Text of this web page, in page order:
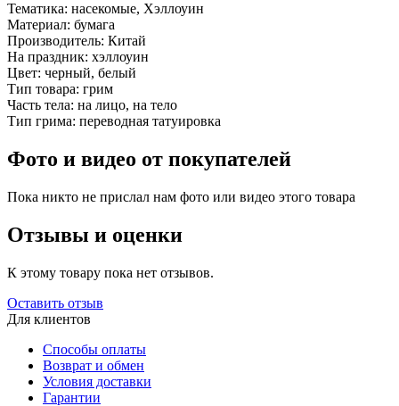
Тематика: насекомые, Хэллоуин
Материал: бумага
Производитель: Китай
На праздник: хэллоуин
Цвет: черный, белый
Тип товара: грим
Часть тела: на лицо, на тело
Тип грима: переводная татуировка
Фото и видео от покупателей
Пока никто не прислал нам фото или видео этого товара
Отзывы и оценки
К этому товару пока нет отзывов.
Оставить отзыв
Для клиентов
Способы оплаты
Возврат и обмен
Условия доставки
Гарантии